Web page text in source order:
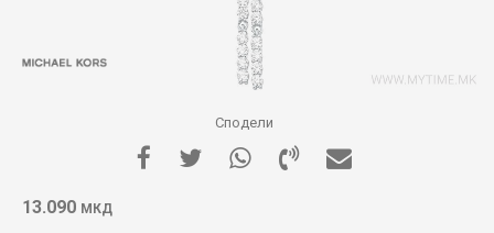
Сподели
13.090 МКД